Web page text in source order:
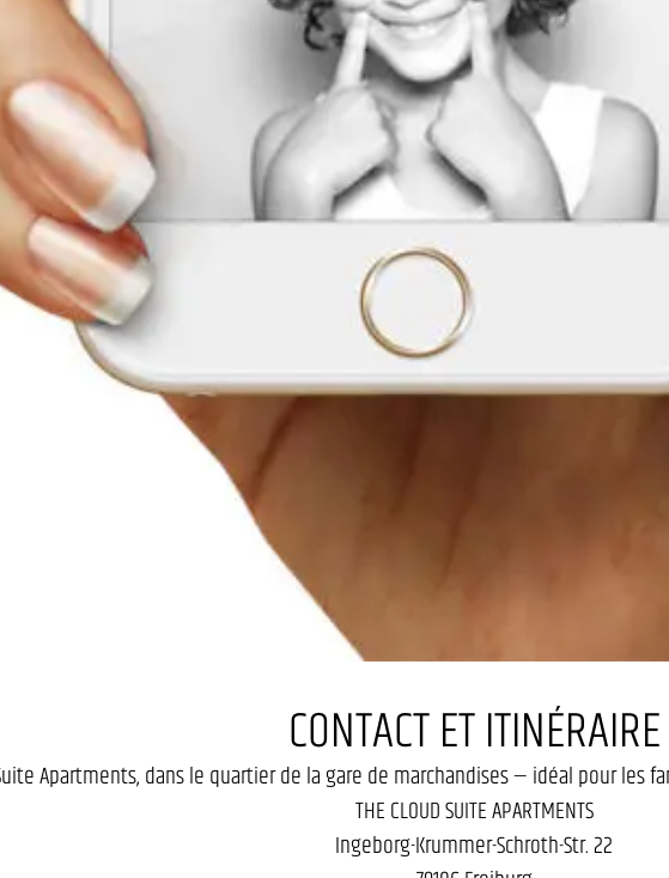
CONTACT ET ITINÉRAIRE
Suite Apartments, dans le quartier de la gare de marchandises — idéal pour les
THE CLOUD SUITE APARTMENTS
Ingeborg-Krummer-Schroth-Str. 22